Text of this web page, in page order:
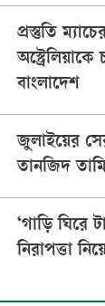
প্রস্তুতি
বাংলাদেশ
জুলাইয়ের
তানজিদ
‘গাড়ি ঘিরে
নিরাপত্তা